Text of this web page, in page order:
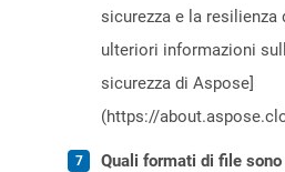
sicurezza e la resilienza
ulteriori informazioni
sicurezza di Aspose]
(https://
Quali formati di file